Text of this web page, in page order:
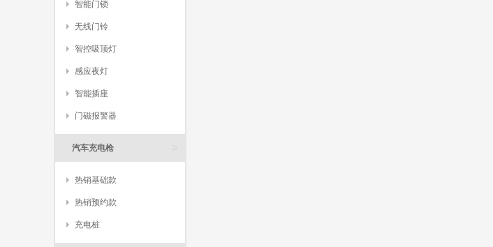
智能门锁
无线门铃
智控吸顶灯
感应夜灯
智能插座
门磁报警器
汽车充电枪
热销基础款
热销预约款
充电桩